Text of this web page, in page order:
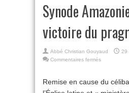
Synode
victoire du
Abbé Christian Gouyaud
29
Commentaires fermés
:
la
Remise en cause du